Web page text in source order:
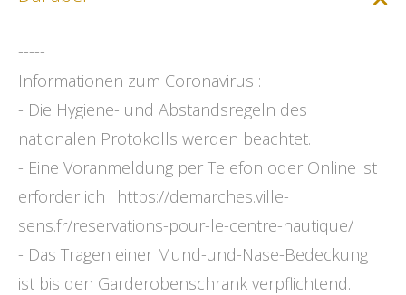
-----
Informationen zum Coronavirus :
- Die Hygiene- und Abstandsregeln des
nationalen Protokolls werden beachtet.
- Eine Voranmeldung per Telefon oder Online ist
erforderlich : https://demarches.ville-
sens.fr/reservations-pour-le-centre-nautique/
- Das Tragen einer Mund-und-Nase-Bedeckung
ist bis den Garderobenschrank verpflichtend.